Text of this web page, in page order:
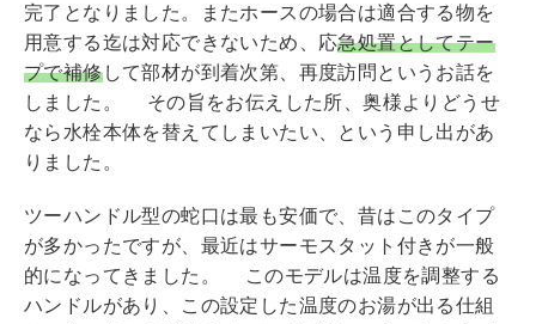
完了となりました。またホースの場合は適合する物を
用意する迄は対応できないため、応急処置としてテー
プで補修して部材が到着次第、再度訪問というお話を
しました。 その旨をお伝えした所、奥様よりどうせ
なら水栓本体を替えてしまいたい、という申し出があ
りました。
ツーハンドル型の蛇口は最も安価で、昔はこのタイプ
が多かったですが、最近はサーモスタット付きが一般
的になってきました。 このモデルは温度を調整する
ハンドルがあり、この設定した温度のお湯が出る仕組